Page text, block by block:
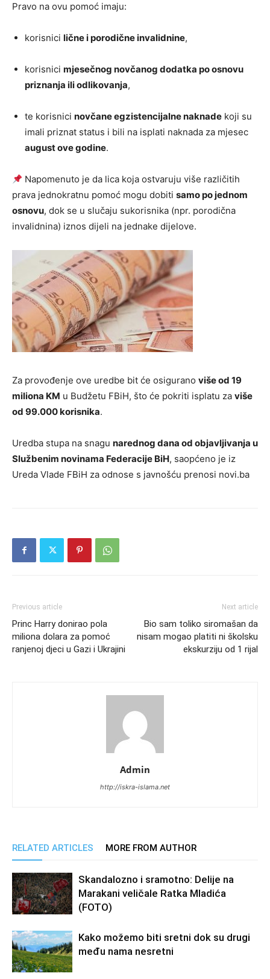
Pravo na ovu pomoć imaju:
korisnici lične i porodične invalidnine,
korisnici mjesečnog novčanog dodatka po osnovu
priznanja ili odlikovanja,
te korisnici novčane egzistencijalne naknade koji su
imali priznat status i bili na isplati naknada za mjesec
august ove godine.
Napomenuto je da lica koja ostvaruju više različitih
prava jednokratnu pomoć mogu dobiti samo po jednom
osnovu, dok se u slučaju sukorisnika (npr. porodična
invalidnina) iznos dijeli na jednake dijelove.
Za provođenje ove uredbe bit će osigurano više od 19
miliona KM u Budžetu FBiH, što će pokriti isplatu za više
od 99.000 korisnika.
Uredba stupa na snagu narednog dana od objavljivanja u
Službenim novinama Federacije BiH, saopćeno je iz
Ureda Vlade FBiH za odnose s javnošću prenosi novi.ba
Previous article
Princ Harry donirao pola
miliona dolara za pomoć
ranjenoj djeci u Gazi i Ukrajini
Next article
Bio sam toliko siromašan da
nisam mogao platiti ni školsku
ekskurziju od 1 rijal
Admin
http://iskra-islama.net
RELATED ARTICLES MORE FROM AUTHOR
Skandalozno i sramotno: Delije na
Marakani veličale Ratka Mladića
(FOTO)
Kako možemo biti sretni dok su drugi
među nama nesretni